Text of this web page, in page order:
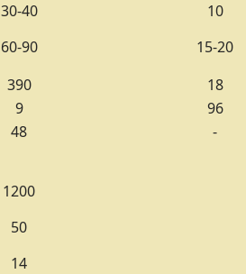
30-40
60-90
10
15-20
390
18
9
96
48
-
1200
50
14